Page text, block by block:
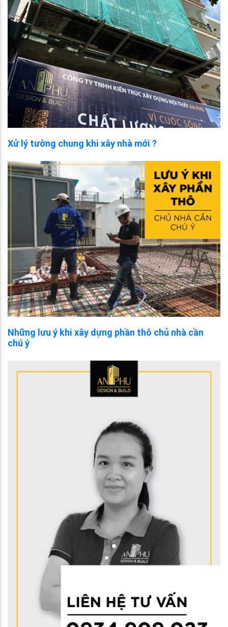
Xử lý tường chung khi xây nhà mới ?
Những lưu ý khi xây dựng phần thô chủ nhà cần
chú ý